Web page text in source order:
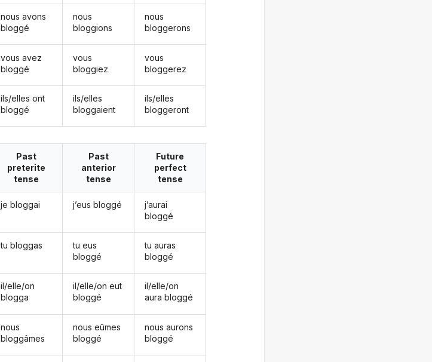
nous avons
bloggé
vous avez
bloggé
ils/elles ont
bloggé
nous
bloggions
vous
bloggiez
ils/elles
bloggaient
nous
bloggerons
vous
bloggerez
ils/elles
bloggeront
Past
preterite
tense
je bloggai
tu bloggas
il/elle/on
blogga
nous
bloggâmes
Past
anterior
tense
j’eus bloggé
tu eus
bloggé
il/elle/on eut
bloggé
nous eûmes
bloggé
Future
perfect
tense
j’aurai
bloggé
tu auras
bloggé
il/elle/on
aura bloggé
nous aurons
bloggé